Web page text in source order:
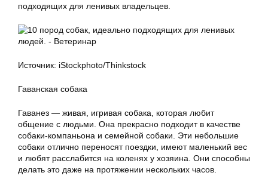
подходящих для ленивых владельцев.
Источник: iStockphoto/Thinkstock
Гаванская собака
Гаванез — живая, игривая собака, которая любит
общение с людьми. Она прекрасно подходит в качестве
собаки-компаньона и семейной собаки. Эти небольшие
собаки отлично переносят поездки, имеют маленький вес
и любят расслабится на коленях у хозяина. Они способны
делать это даже на протяжении нескольких часов.